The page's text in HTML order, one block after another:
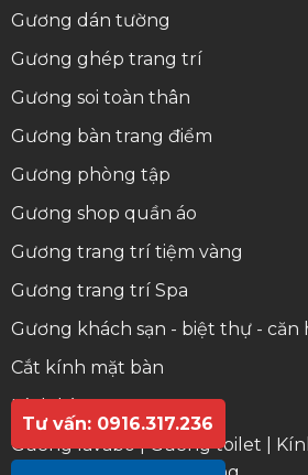
Gương dán tường
Gương ghép trang trí
Gương soi toàn thân
Gương bàn trang điểm
Gương phòng tập
Gương shop quần áo
Gương trang trí tiệm vàng
Gương trang trí Spa
Gương khách sạn - biệt thự - căn
Cắt kính mặt bàn
Kính bàn ăn
Gương lavabo|Gương toilet
Tư vấn: 0916.317.236